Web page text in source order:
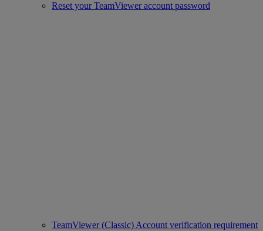
Reset your TeamViewer account password
TeamViewer (Classic) Account verification requirement